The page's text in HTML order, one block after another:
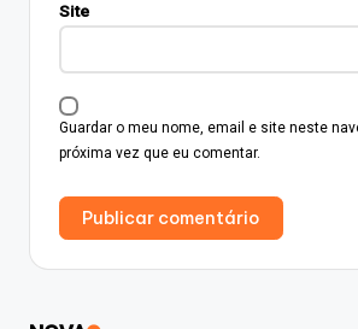
Site
Guardar o meu nome, email e site neste
próxima vez que eu comentar.